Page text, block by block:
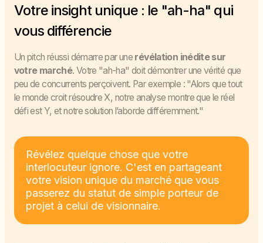
Votre insight unique : le "ah-ha" qui
vous différencie
Un pitch réussi démarre par une révélation inédite sur
votre marché. Votre "ah-ha" doit démontrer une vérité que
peu de concurrents perçoivent. Par exemple : "Alors que tout
le monde croit résoudre X, notre analyse montre que le réel
défi est Y, et notre solution l’aborde différemment."
Révélez quelque chose que votre
interlocuteur ignore. C'est en partageant
votre vision unique du marché que vous
passerez du statut de simple porteur de
projet à celui de visionnaire.